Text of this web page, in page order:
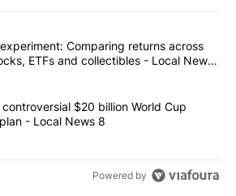
the most commented articles in the last
"The $10K experiment: Comparing
Comparing returns across
ETFs and collectibles - Local News
"FIFA scraps controversial $20 billion
controversial $20 billion World Cup
- Local News 8
Powered by